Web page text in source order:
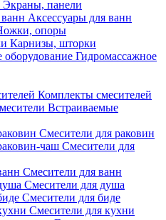
Экраны, панели
Аксессуары для ванн
опоры
Карнизы, шторки
Гидромассажное
Комплекты смесителей
Встраиваемые
Смесители для раковин
Смесители для
Смесители для ванн
Смесители для душа
Смесители для биде
Смесители для кухни